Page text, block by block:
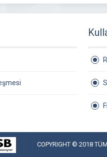
COPYRIGHT © 2018